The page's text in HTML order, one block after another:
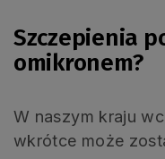
Szczepienia
omikronem?
W naszym kraju
wkrótce może